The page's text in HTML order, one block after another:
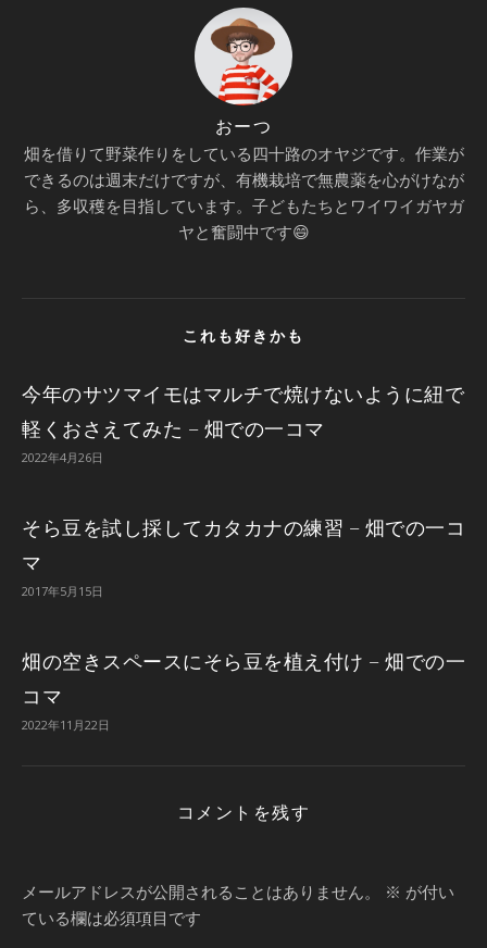
おーつ
畑を借りて野菜作りをしている四十路のオヤジです。作業が
できるのは週末だけですが、有機栽培で無農薬を心がけなが
ら、多収穫を目指しています。子どもたちとワイワイガヤガ
ヤと奮闘中です😄
これも好きかも
今年のサツマイモはマルチで焼けないように紐で
軽くおさえてみた – 畑での一コマ
2022年4月26日
そら豆を試し採してカタカナの練習 – 畑での一コ
マ
2017年5月15日
畑の空きスペースにそら豆を植え付け – 畑での一
コマ
2022年11月22日
コメントを残す
メールアドレスが公開されることはありません。 ※ が付い
ている欄は必須項目です